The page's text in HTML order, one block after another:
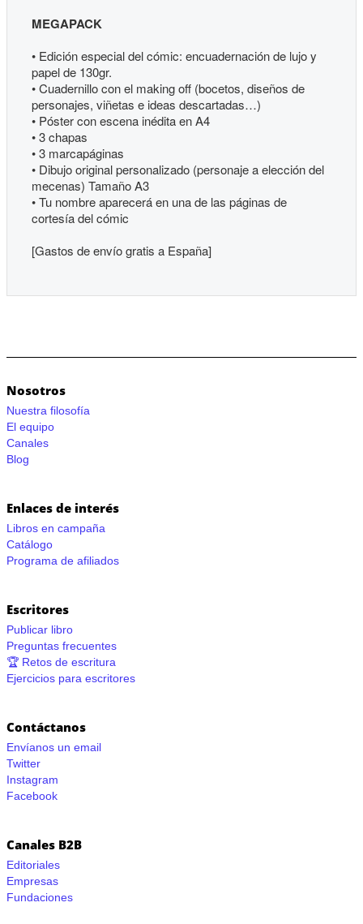
MEGAPACK
• Edición especial del cómic: encuadernación de lujo y
papel de 130gr.
• Cuadernillo con el making off (bocetos, diseños de
personajes, viñetas e ideas descartadas…)
• Póster con escena inédita en A4
• 3 chapas
• 3 marcapáginas
• Dibujo original personalizado (personaje a elección del
mecenas) Tamaño A3
• Tu nombre aparecerá en una de las páginas de
cortesía del cómic
[Gastos de envío gratis a España]
Nosotros
Nuestra filosofía
El equipo
Canales
Blog
Enlaces de interés
Libros en campaña
Catálogo
Programa de afiliados
Escritores
Publicar libro
Preguntas frecuentes
🏆 Retos de escritura
Ejercicios para escritores
Contáctanos
Envíanos un email
Twitter
Instagram
Facebook
Canales B2B
Editoriales
Empresas
Fundaciones